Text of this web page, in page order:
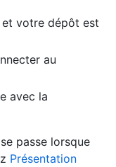
et votre dépôt est
au
avec la
passe lorsque
Présentation